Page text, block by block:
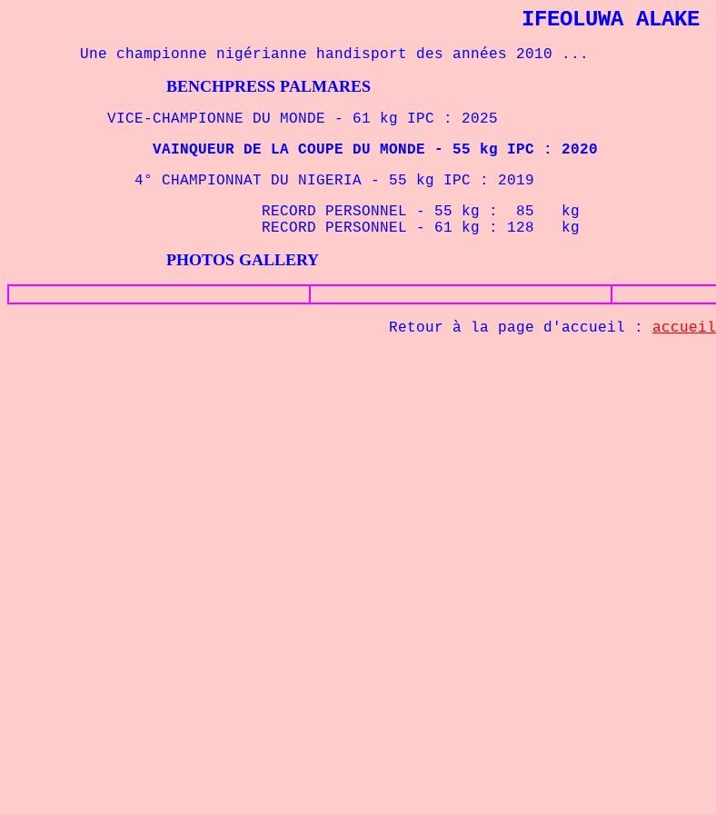
IFEOLUWA ALAKE
Une championne nigérianne handisport des années 2010 ...
BENCHPRESS PALMARES
VICE-CHAMPIONNE DU MONDE - 61 kg IPC : 2025
VAINQUEUR DE LA COUPE DU MONDE - 55 kg IPC : 2020
4° CHAMPIONNAT DU NIGERIA - 55 kg IPC : 2019
RECORD PERSONNEL - 55 kg : 85 kg
RECORD PERSONNEL - 61 kg : 128 kg
PHOTOS GALLERY
Retour à la page d'accueil : accueil